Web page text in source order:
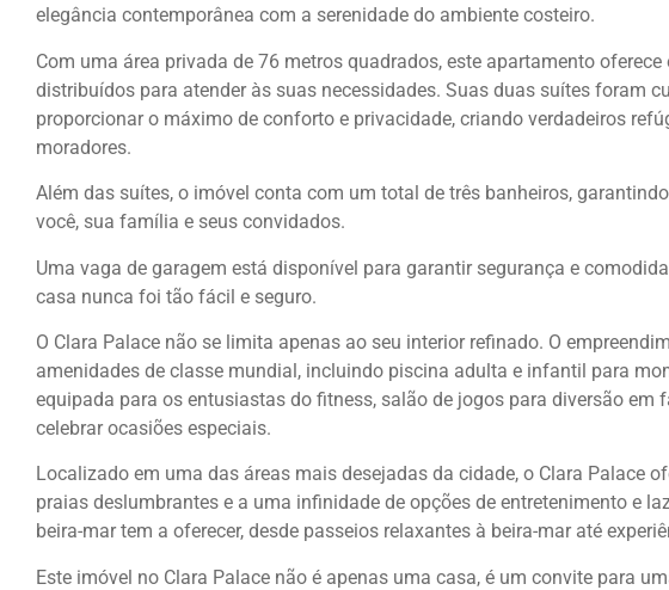
elegância contemporânea com a serenidade do ambiente costeiro.
Com uma área privada de 76 metros quadrados, este apartamento oferece
distribuídos para atender às suas necessidades. Suas duas suítes foram
proporcionar o máximo de conforto e privacidade, criando verdadeiros
moradores.
Além das suítes, o imóvel conta com um total de três banheiros,
você, sua família e seus convidados.
Uma vaga de garagem está disponível para garantir segurança e
casa nunca foi tão fácil e seguro.
O Clara Palace não se limita apenas ao seu interior refinado. O
amenidades de classe mundial, incluindo piscina adulta e infantil para
equipada para os entusiastas do fitness, salão de jogos para diversão em
celebrar ocasiões especiais.
Localizado em uma das áreas mais desejadas da cidade, o Clara Palace
praias deslumbrantes e a uma infinidade de opções de entretenimento e
beira-mar tem a oferecer, desde passeios relaxantes à beira-mar até
Este imóvel no Clara Palace não é apenas uma casa, é um convite para